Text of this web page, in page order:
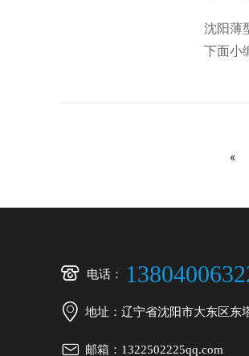
沈阳薄
下面小
«
 电话：
 地址：辽宁省沈阳市大东区东
 邮箱：1322502225qq.com